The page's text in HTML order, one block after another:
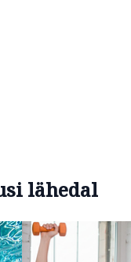
lähedal